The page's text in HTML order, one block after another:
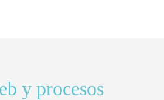
y procesos